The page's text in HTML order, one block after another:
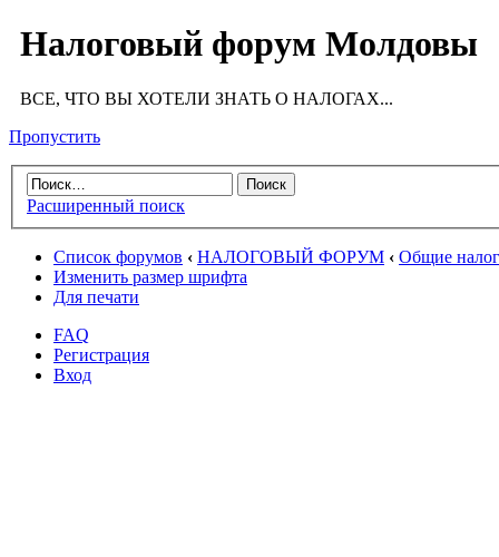
Налоговый форум Молдовы
ВСЕ, ЧТО ВЫ ХОТЕЛИ ЗНАТЬ О НАЛОГАХ...
Пропустить
Расширенный поиск
Список форумов ‹ НАЛОГОВЫЙ ФОРУМ ‹ Общие
Изменить размер шрифта
Для печати
FAQ
Регистрация
Вход